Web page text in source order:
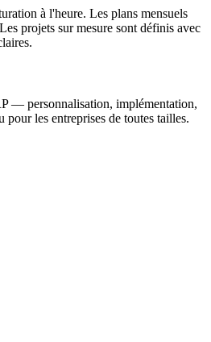
à l'heure. Les plans mensuels
projets sur mesure sont définis avec
— personnalisation, implémentation,
les entreprises de toutes tailles.